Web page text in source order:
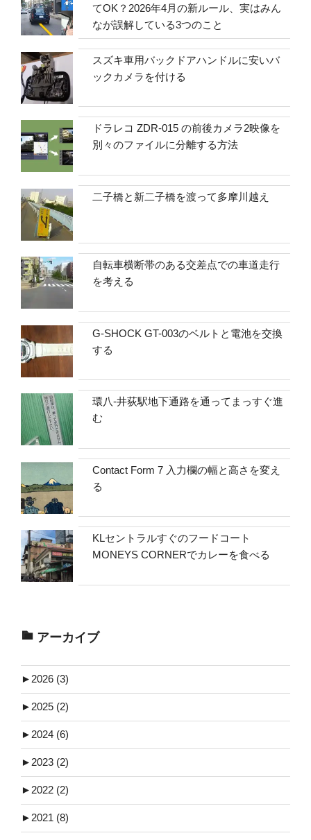
てOK？2026年4月の新ルール、実はみん
なが誤解している3つのこと
スズキ車用バックドアハンドルに安いバ
ックカメラを付ける
ドラレコ ZDR-015 の前後カメラ2映像を
別々のファイルに分離する方法
二子橋と新二子橋を渡って多摩川越え
自転車横断帯のある交差点での車道走行
を考える
G-SHOCK GT-003のベルトと電池を交換
する
環八-井荻駅地下通路を通ってまっすぐ進
む
Contact Form 7 入力欄の幅と高さを変え
る
KLセントラルすぐのフードコート
MONEYS CORNERでカレーを食べる
アーカイブ
►2026 (3)
►2025 (2)
►2024 (6)
►2023 (2)
►2022 (2)
►2021 (8)